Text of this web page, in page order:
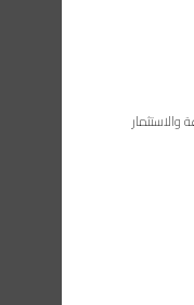
والاستثمار